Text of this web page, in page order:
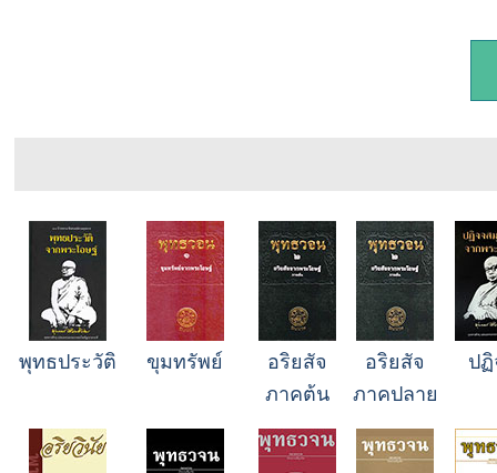
พุทธประวัติ ขุมทรัพย์
อริยสัจ
ภาคต้น
อริยสัจ
ภาคปลาย
ป